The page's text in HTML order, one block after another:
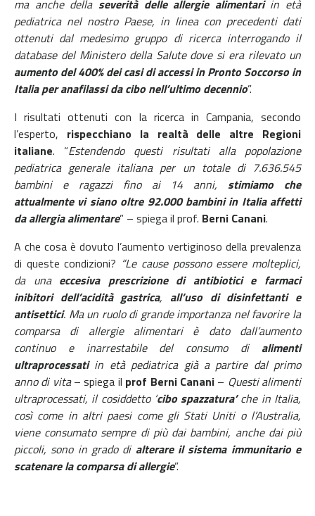
ma anche dellaseverità delle allergie alimentariin età
pediatrica nel nostro Paese, in linea con precedenti dati
ottenuti dal medesimo gruppo di ricerca interrogando il
database del Ministero della Salute dove si era rilevato un
aumento del 400% dei casi di accessi in Pronto Soccorso in
Italia per anafilassi da cibo nell’ultimo decennio”.
I risultati ottenuti con la ricerca in Campania, secondo
l’esperto, rispecchiano la realtà delle altre Regioni
italiane. “Estendendo questi risultati alla popolazione
pediatrica generale italiana per un totale di 7.636.545
bambini e ragazzi fino ai 14 anni,stimiamo che
attualmente vi siano oltre 92.000 bambini in Italia affetti
da allergia alimentare” – spiega il prof. Berni Canani.
A che cosa è dovuto l’aumento vertiginoso della prevalenza
di queste condizioni? “Le cause possono essere molteplici,
da una eccesiva prescrizione di antibiotici e farmaci
inibitori dell’acidità gastrica, all’uso di disinfettanti e
antisettici. Ma un ruolo di grande importanza nel favorire la
comparsa di allergie alimentari è dato dall’aumento
continuo e inarrestabile del consumo di alimenti
ultraprocessatiin età pediatrica già a partire dal primo
anno di vita– spiega il prof Berni Canani– Questi alimenti
ultraprocessati, il cosiddetto ‘cibo spazzatura’che in Italia,
così come in altri paesi come gli Stati Uniti o l’Australia,
viene consumato sempre di più dai bambini, anche dai più
piccoli, sono in grado di alterare il sistema immunitario e
scatenare la comparsa di allergie”.